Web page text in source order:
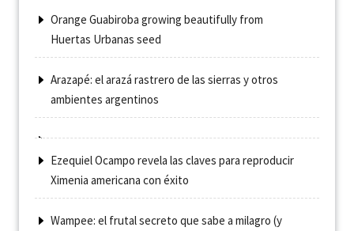
Orange Guabiroba growing beautifully from
Huertas Urbanas seed
Arazapé: el arazá rastrero de las sierras y otros
ambientes argentinos
Ezequiel Ocampo revela las claves para reproducir
Ximenia americana con éxito
Wampee: el frutal secreto que sabe a milagro (y